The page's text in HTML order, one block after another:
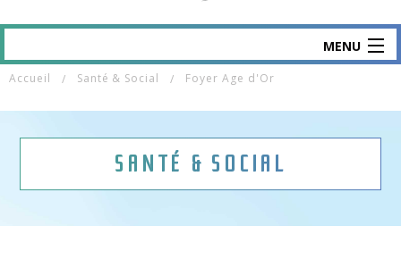
MENU
CARNOUX
SANTÉ & SOCIAL
VIE ÉCO & EMPLOI
CULTURE & COMMUNICATION
Accueil Santé & Social Foyer Age d'Or
SANTÉ & SOCIAL